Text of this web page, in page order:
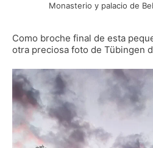
Monasterio y palacio de
Como broche final de esta
otra preciosa foto de Tübingen